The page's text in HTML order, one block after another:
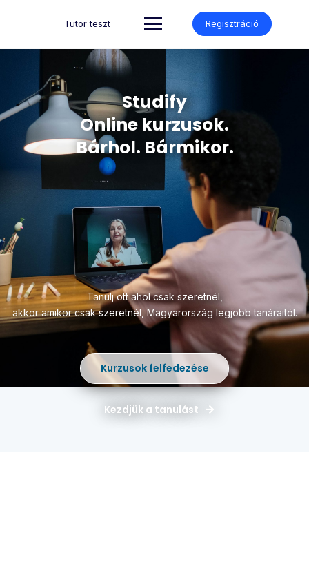
Tutor teszt Regisztráció
Studify
Online kurzusok.
Bárhol. Bármikor.
Tanulj ott ahol csak szeretnél,
akkor amikor csak szeretnél,Magyarország legjobb tanáraitól.
Kurzusok felfedezése
Kezdjük a tanulást